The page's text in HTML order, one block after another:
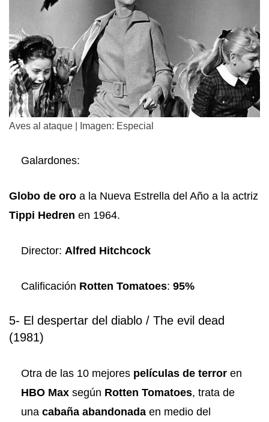
Aves al ataque | Imagen: Especial
Galardones:
Globo de oro a la Nueva Estrella del Año a la actriz
Tippi Hedren en 1964.
Director: Alfred Hitchcock
Calificación Rotten Tomatoes: 95%
5- El despertar del diablo / The evil dead
(1981)
Otra de las 10 mejores películas de terror en
HBO Max según Rotten Tomatoes, trata de
una cabaña abandonada en medio del